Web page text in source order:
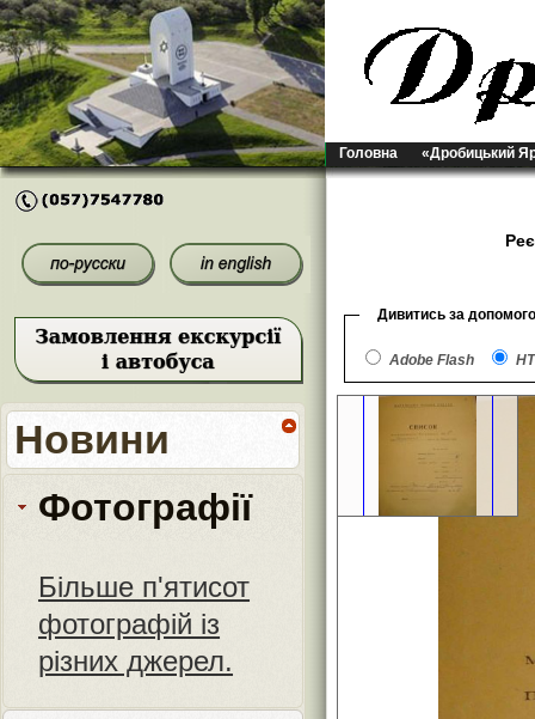
Головна «Дробицький
Новини
Фотографії
Більше п'ятисот
фотографій із
різних джерел.
Дивитись за
Adobe Flash